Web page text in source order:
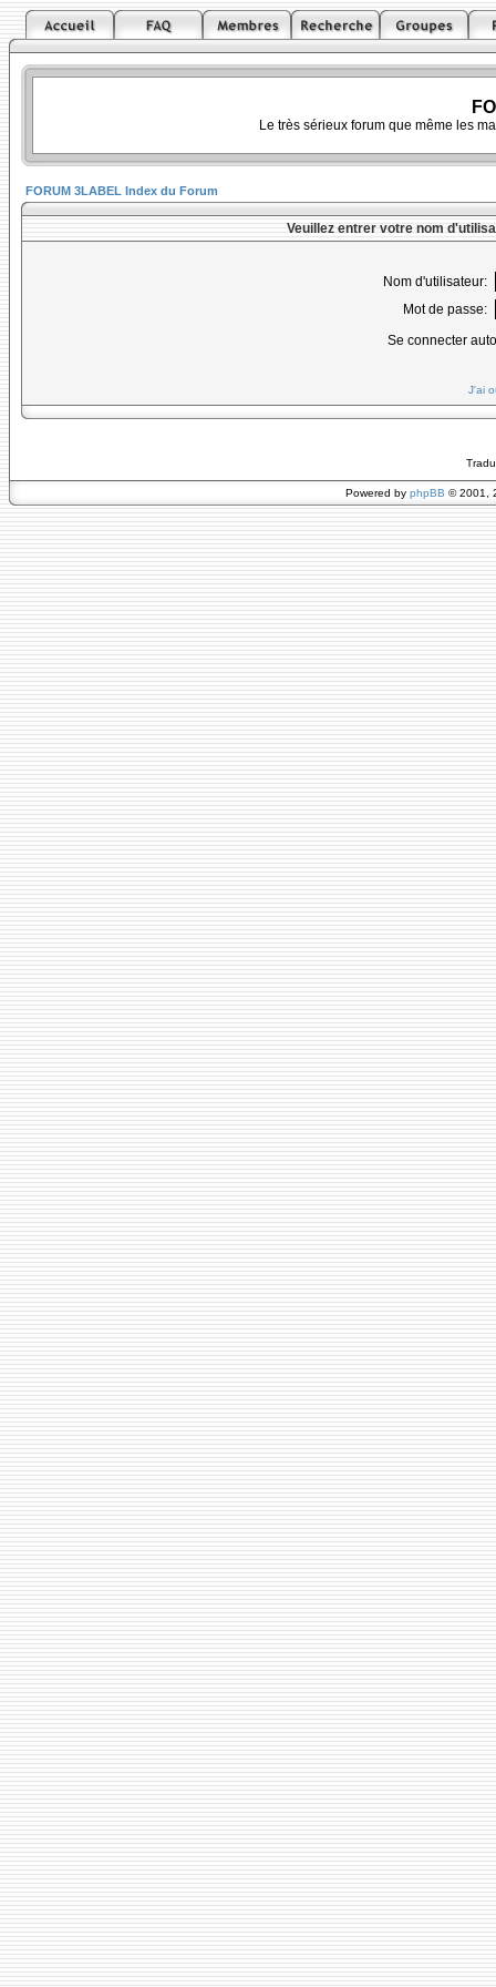
Le très sérieux forum que même les
FORUM 3LABEL Index du Forum
Veuillez entrer votre nom
Nom d'utilisateur:
Mot de passe:
Se connecter
J'ai
Powered by phpBB © 2001,